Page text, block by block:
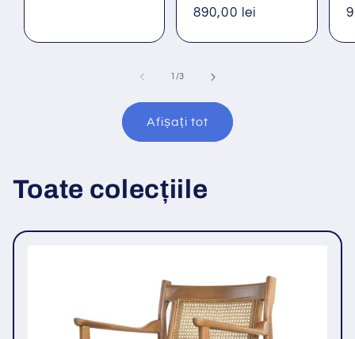
Preț
890,00 lei
/din
3
Afișați tot
Toate colecțiile